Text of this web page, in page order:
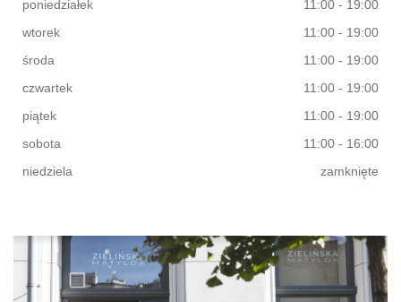
poniedziałek
11:00 - 19:00
wtorek
11:00 - 19:00
środa
11:00 - 19:00
czwartek
11:00 - 19:00
piątek
11:00 - 19:00
sobota
11:00 - 16:00
niedziela
zamknięte